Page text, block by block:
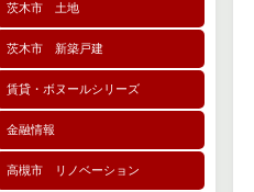
茨木市 土地
茨木市 新築戸建
賃貸・ボヌールシリーズ
金融情報
高槻市 リノベーション